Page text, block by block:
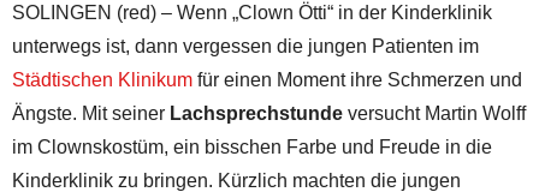
SOLINGEN (red) – Wenn „Clown Ötti“ in der Kinderklinik
unterwegs ist, dann vergessen die jungen Patienten im
Städtischen Klinikum für einen Moment ihre Schmerzen und
Ängste. Mit seiner Lachsprechstunde versucht Martin Wolff
im Clownskostüm, ein bisschen Farbe und Freude in die
Kinderklinik zu bringen. Kürzlich machten die jungen